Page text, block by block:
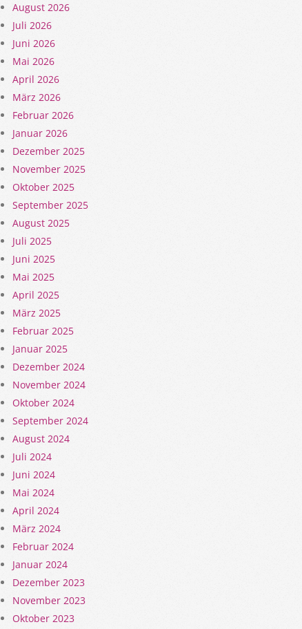
August 2026
Juli 2026
Juni 2026
Mai 2026
April 2026
März 2026
Februar 2026
Januar 2026
Dezember 2025
November 2025
Oktober 2025
September 2025
August 2025
Juli 2025
Juni 2025
Mai 2025
April 2025
März 2025
Februar 2025
Januar 2025
Dezember 2024
November 2024
Oktober 2024
September 2024
August 2024
Juli 2024
Juni 2024
Mai 2024
April 2024
März 2024
Februar 2024
Januar 2024
Dezember 2023
November 2023
Oktober 2023